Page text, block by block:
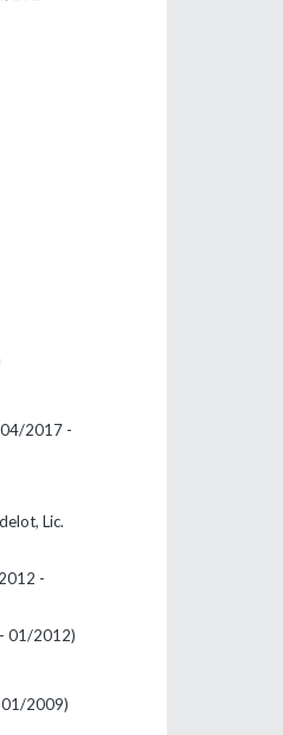
2017 -
Lic.
-
01/2012)
2009)